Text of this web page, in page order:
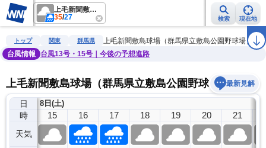
上毛新聞敷島球場（群馬県立敷島公園野球場）
35/27 検索 現在地
雨雲レーダー 台風情報 地震情報 警報・注意報 2週間天気 ラ
トップ 関東 群馬県
上毛新聞敷島球場（群馬県立敷島公園野球場）
台風情報
台風13号・15号｜今後の予想進路
上毛新聞敷島球場（群馬県立敷島公園野球場）の天気
最新見解
日
時
天気
8日(土)
14 15 16 17 18 19 20 21